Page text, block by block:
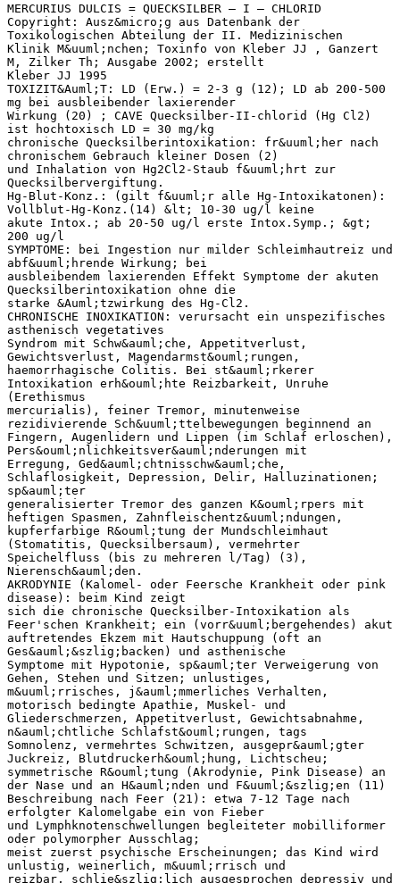
MERCURIUS DULCIS = QUECKSILBER – I – CHLORID
Copyright: Ausz&micro;g aus Datenbank der
Toxikologischen Abteilung der II. Medizinischen
Klinik M&uuml;nchen; Toxinfo von Kleber JJ , Ganzert
M, Zilker Th; Ausgabe 2002; erstellt
Kleber JJ 1995
TOXIZIT&Auml;T: LD (Erw.) = 2-3 g (12); LD ab 200-500
mg bei ausbleibender laxierender
Wirkung (20) ; CAVE Quecksilber-II-chlorid (Hg Cl2)
ist hochtoxisch LD = 30 mg/kg
chronische Quecksilberintoxikation: fr&uuml;her nach
chronischem Gebrauch kleiner Dosen (2)
und Inhalation von Hg2Cl2-Staub f&uuml;hrt zur
Quecksilbervergiftung.
Hg-Blut-Konz.: (gilt f&uuml;r alle Hg-Intoxikatonen):
Vollblut-Hg-Konz.(14) &lt; 10-30 ug/l keine
akute Intox.; ab 20-50 ug/l erste Intox.Symp.; &gt;
200 ug/l
SYMPTOME: bei Ingestion nur milder Schleimhautreiz und
abf&uuml;hrende Wirkung; bei
ausbleibendem laxierenden Effekt Symptome der akuten
Quecksilberintoxikation ohne die
starke &Auml;tzwirkung des Hg-Cl2.
CHRONISCHE INOXIKATION: verursacht ein unspezifisches
asthenisch vegetatives
Syndrom mit Schw&auml;che, Appetitverlust,
Gewichtsverlust, Magendarmst&ouml;rungen,
haemorrhagische Colitis. Bei st&auml;rkerer
Intoxikation erh&ouml;hte Reizbarkeit, Unruhe
(Erethismus
mercurialis), feiner Tremor, minutenweise
rezidivierende Sch&uuml;ttelbewegungen beginnend an
Fingern, Augenlidern und Lippen (im Schlaf erloschen),
Pers&ouml;nlichkeitsver&auml;nderungen mit
Erregung, Ged&auml;chtnisschw&auml;che,
Schlaflosigkeit, Depression, Delir, Halluzinationen;
sp&auml;ter
generalisierter Tremor des ganzen K&ouml;rpers mit
heftigen Spasmen, Zahnfleischentz&uuml;ndungen,
kupferfarbige R&ouml;tung der Mundschleimhaut
(Stomatitis, Quecksilbersaum), vermehrter
Speichelfluss (bis zu mehreren l/Tag) (3),
Nierensch&auml;den.
AKRODYNIE (Kalomel- oder Feersche Krankheit oder pink
disease): beim Kind zeigt
sich die chronische Quecksilber-Intoxikation als
Feer'schen Krankheit; ein (vorr&uuml;bergehendes) akut
auftretendes Ekzem mit Hautschuppung (oft an
Ges&auml;&szlig;backen) und asthenische
Symptome mit Hypotonie, sp&auml;ter Verweigerung von
Gehen, Stehen und Sitzen; unlustiges,
m&uuml;rrisches, j&auml;mmerliches Verhalten,
motorisch bedingte Apathie, Muskel- und
Gliederschmerzen, Appetitverlust, Gewichtsabnahme,
n&auml;chtliche Schlafst&ouml;rungen, tags
Somnolenz, vermehrtes Schwitzen, ausgepr&auml;gter
Juckreiz, Blutdruckerh&ouml;hung, Lichtscheu;
symmetrische R&ouml;tung (Akrodynie, Pink Disease) an
der Nase und an H&auml;nden und F&uuml;&szlig;en (11)
Beschreibung nach Feer (21): etwa 7-12 Tage nach
erfolgter Kalomelgabe ein von Fieber
und Lymphknotenschwellungen begleiteter mobilliformer
oder polymorpher Ausschlag;
meist zuerst psychische Erscheinungen; das Kind wird
unlustig, weinerlich, m&uuml;rrisch und
reizbar, schlie&szlig;lich ausgesprochen depressiv und